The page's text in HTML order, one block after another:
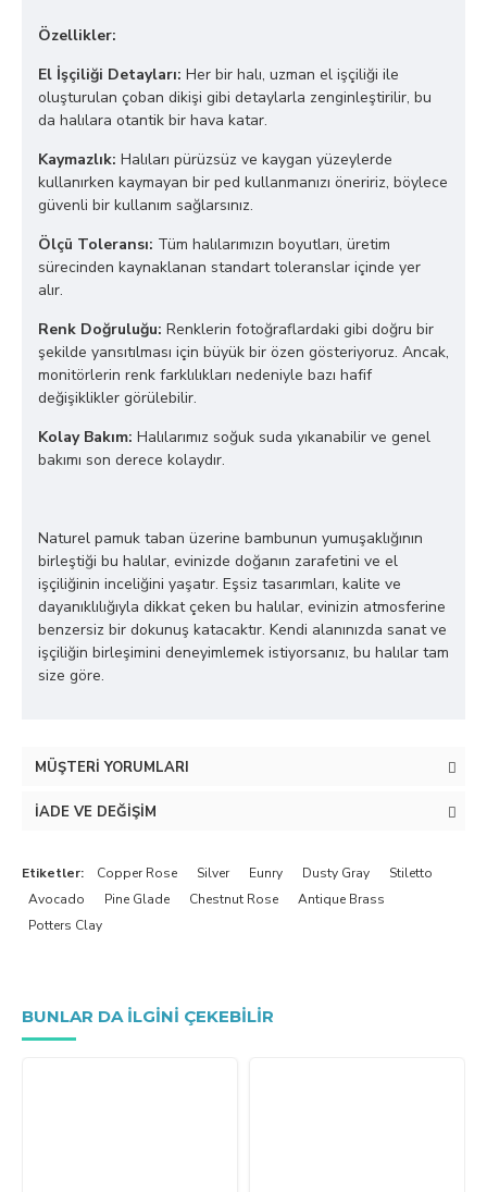
Özellikler:
El İşçiliği Detayları: Her bir halı, uzman el işçiliği ile
oluşturulan çoban dikişi gibi detaylarla zenginleştirilir, bu
da halılara otantik bir hava katar.
Kaymazlık: Halıları pürüzsüz ve kaygan yüzeylerde
kullanırken kaymayan bir ped kullanmanızı öneririz, böylece
güvenli bir kullanım sağlarsınız.
Ölçü Toleransı: Tüm halılarımızın boyutları, üretim
sürecinden kaynaklanan standart toleranslar içinde yer
alır.
Renk Doğruluğu: Renklerin fotoğraflardaki gibi doğru bir
şekilde yansıtılması için büyük bir özen gösteriyoruz. Ancak,
monitörlerin renk farklılıkları nedeniyle bazı hafif
değişiklikler görülebilir.
Kolay Bakım: Halılarımız soğuk suda yıkanabilir ve genel
bakımı son derece kolaydır.
Naturel pamuk taban üzerine bambunun yumuşaklığının
birleştiği bu halılar, evinizde doğanın zarafetini ve el
işçiliğinin inceliğini yaşatır. Eşsiz tasarımları, kalite ve
dayanıklılığıyla dikkat çeken bu halılar, evinizin atmosferine
benzersiz bir dokunuş katacaktır. Kendi alanınızda sanat ve
işçiliğin birleşimini deneyimlemek istiyorsanız, bu halılar tam
size göre.
MÜŞTERI YORUMLARI
İADE VE DEĞIŞIM
Etiketler: Copper Rose Silver Eunry Dusty Gray
Stiletto
Avocado
Pine Glade Chestnut Rose
Antique Brass
Potters Clay
BUNLAR DA ILGINI ÇEKEBILIR